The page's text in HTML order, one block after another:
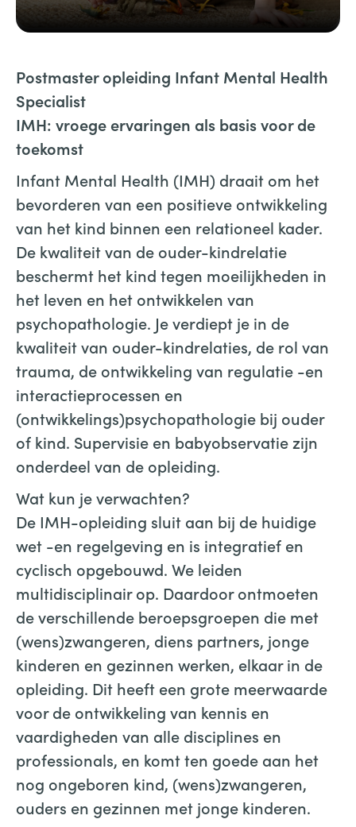
Postmaster opleiding Infant Mental Health
Specialist
IMH: vroege ervaringen als basis voor de
toekomst
Infant Mental Health (IMH) draait om het
bevorderen van een positieve ontwikkeling
van het kind binnen een relationeel kader.
De kwaliteit van de ouder-kindrelatie
beschermt het kind tegen moeilijkheden in
het leven en het ontwikkelen van
psychopathologie. Je verdiept je in de
kwaliteit van ouder-kindrelaties, de rol van
trauma, de ontwikkeling van regulatie -en
interactieprocessen en
(ontwikkelings)psychopathologie bij ouder
of kind. Supervisie en babyobservatie zijn
onderdeel van de opleiding.
Wat kun je verwachten?
De IMH-opleiding sluit aan bij de huidige
wet -en regelgeving en is integratief en
cyclisch opgebouwd. We leiden
multidisciplinair op. Daardoor ontmoeten
de verschillende beroepsgroepen die met
(wens)zwangeren, diens partners, jonge
kinderen en gezinnen werken, elkaar in de
opleiding. Dit heeft een grote meerwaarde
voor de ontwikkeling van kennis en
vaardigheden van alle disciplines en
professionals, en komt ten goede aan het
nog ongeboren kind, (wens)zwangeren,
ouders en gezinnen met jonge kinderen.